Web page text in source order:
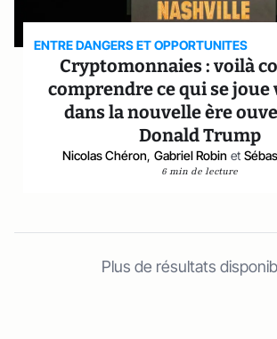
ENTRE DANGERS ET OPPORTUNITES
Cryptomonnaies : voilà
comprendre ce qui se
dans la nouvelle ère
Donald Trump
Nicolas Chéron, Gabriel Robin et
6 min de lecture
Plus de résultats